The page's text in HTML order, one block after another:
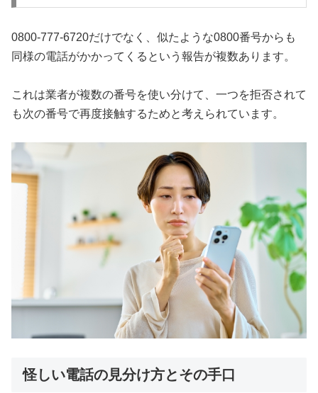
0800‑777‑6720だけでなく、似たような0800番号からも
同様の電話がかかってくるという報告が複数あります。
これは業者が複数の番号を使い分けて、一つを拒否されて
も次の番号で再度接触するためと考えられています。
怪しい電話の見分け方とその手口